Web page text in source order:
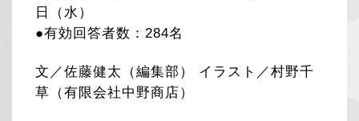
日（水）
●有効回答者数：284名
文／佐藤健太（編集部） イラスト／村野千
草（有限会社中野商店）